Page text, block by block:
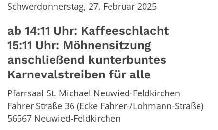
Schwerdonnerstag, 27. Februar 2025
ab 14:11 Uhr: Kaffeeschlacht
15:11 Uhr: Möhnensitzung
anschließend kunterbuntes
Karnevalstreiben für alle
Pfarrsaal St. Michael Neuwied-Feldkirchen
Fahrer Straße 36 (Ecke Fahrer-/Lohmann-Straße)
56567 Neuwied-Feldkirchen